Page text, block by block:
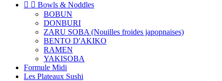
  Bowls & Noddles
BOBUN
DONBURI
ZARU SOBA (Nouilles froides japopnaises)
BENTO D'AKIKO
RAMEN
YAKISOBA
Formule Midi
Les Plateaux Sushi